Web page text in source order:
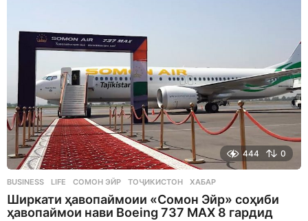
444 0
BUSINESS ,LIFE СОМОН ЭЙР ,ТОҶИКИСТОН ,ХАБАР
Ширкати ҳавопаймоии «Сомон Эйр» соҳиби
ҳавопаймои нави Boeing 737 MAX 8 гардид